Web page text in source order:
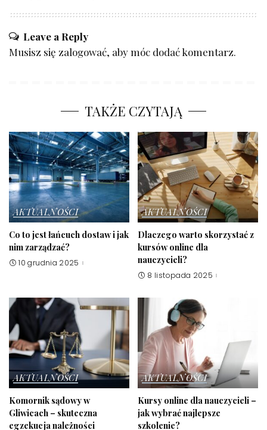
Leave a Reply
Musisz się zalogować, aby móc dodać komentarz.
TAKŻE CZYTAJĄ
AKTUALNOŚCI
Co to jest łańcuch dostaw i jak
nim zarządzać?
10 grudnia 2025
AKTUALNOŚCI
Dlaczego warto skorzystać z
kursów online dla
nauczycieli?
8 listopada 2025
AKTUALNOŚCI
Komornik sądowy w
Gliwicach – skuteczna
egzekucja należności
AKTUALNOŚCI
Kursy online dla nauczycieli –
jak wybrać najlepsze
szkolenie?